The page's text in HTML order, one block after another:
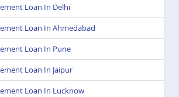
Loan In Delhi
Loan In Ahmedabad
Loan In Pune
Loan In Jaipur
Loan In Lucknow